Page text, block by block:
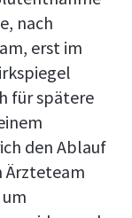
nach
erst im
für spätere
den Ablauf